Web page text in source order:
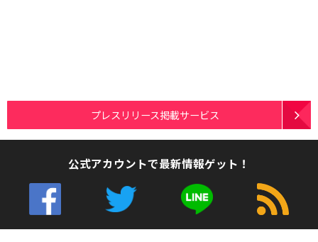
プレスリリース掲載サービス
公式アカウントで最新情報ゲット！